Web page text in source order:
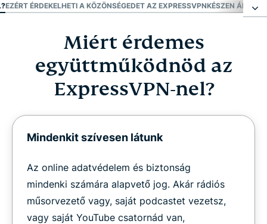
EZÉRT ÉRDEKELHETI A KÖZÖNSÉGEDET AZ EXPRESSVPNKÉSZEN ÁLLSZ
Miért érdemes együttműködnöd az ExpressVPN-
Ezért érdekelheti a közönségedet az ExpressVPN
ExpressVPN-nel?
Miért érdemes
együttműködnöd az
ExpressVPN-nel?
Mindenkit szívesen látunk
Az online adatvédelem és biztonság
mindenki számára alapvető jog. Akár rádiós
műsorvezető vagy, saját podcastet vezetsz,
vagy saját YouTube csatornád van,